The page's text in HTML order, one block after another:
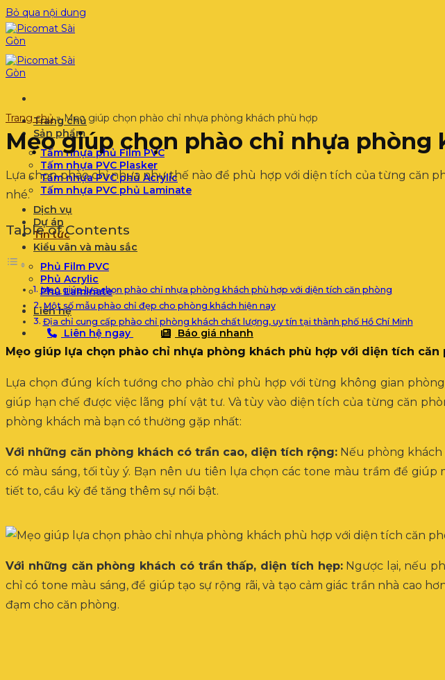
Bỏ qua nội dung
Trang chủ
Sản phẩm
Tấm nhựa phủ Film PVC
Tấm nhựa PVC Plasker
Tấm nhựa PVC phủ Acrylic
Tấm nhựa PVC phủ Laminate
Dịch vụ
Dự án
Tin tức
Kiểu vân và màu sắc
Phủ Film PVC
Phủ Acrylic
Phủ Laminate
Liên hệ
Liên hệ ngay
Báo giá nhanh
Trang chủ»Mẹo giúp chọn phào chỉ nhựa phòng khách phù hợp
Mẹo giúp chọn phào chỉ nhựa phòng
Lựa chọn phào chỉ nhựa như thế nào để phù hợp với diện tích của từng căn
nhé.
Table of Contents
Mẹo giúp lựa chọn phào chỉ nhựa phòng khách phù hợp với diện tích căn phòng
Một số mẫu phào chỉ đẹp cho phòng khách hiện nay
Địa chỉ cung cấp phào chỉ phòng khách chất lượng, uy tín tại thành phố Hồ Chí Minh
Mẹo giúp lựa chọn phào chỉ nhựa phòng khách phù hợp với diện tích căn
Lựa chọn đúng kích tướng cho phào chỉ phù hợp với từng không gian
giúp hạn chế được việc lãng phí vật tư. Và tùy vào diện tích của từng căn
phòng khách mà bạn có thường gặp nhất:
Với những căn phòng khách có trần cao, diện tích rộng: Nếu phòng
có màu sáng, tối tùy ý. Bạn nên ưu tiên lựa chọn các tone màu trầm để
tiết to, cầu kỳ để tăng thêm sự nổi bật.
Với những căn phòng khách có trần thấp, diện tích hẹp:Ngược lại, nếu
chỉ có tone màu sáng, để giúp tạo sự rộng rãi, và tạo cảm giác trần nhà cao
đạm cho căn phòng.